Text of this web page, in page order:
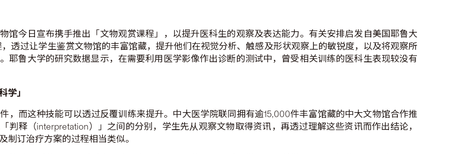
馆今日宣布携手推出「文物观赏课程」，以提升医科生的观察及表达能力。有关安排启发自美国耶鲁大
透过让学生鉴赏文物馆的丰富馆藏，提升他们在视觉分析、触感及形状观察上的敏锐度，以及将观察所
耶鲁大学的研究数据显示，在需要利用医学影像作出诊断的测试中，曾受相关训练的医科生表现较没有
学」
，而这种技能可以透过反覆训练来提升。中大医学院联同拥有逾15,000件丰富馆藏的中大文物馆合作推
判释（interpretation）」之间的分别，学生先从观察文物取得资讯，再透过理解这些资讯而作出结论，
制订治疗方案的过程相当类似。